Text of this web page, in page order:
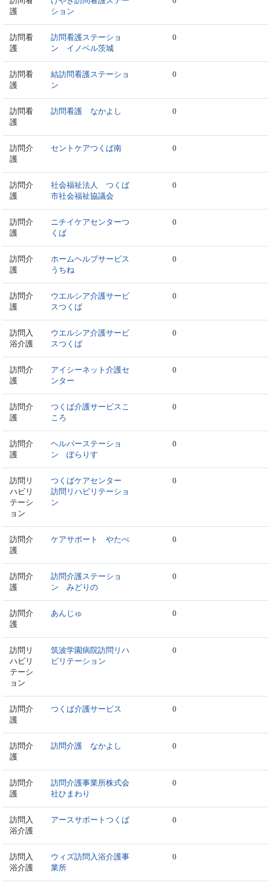
護
ション
訪問看
護
訪問看護ステーショ
ン イノベル茨城
0
訪問看
護
結訪問看護ステーショ
ン
0
訪問看
護
訪問看護 なかよし 0
訪問介
護
セントケアつくば南 0
訪問介
護
社会福祉法人 つくば
市社会福祉協議会
0
訪問介
護
ニチイケアセンターつ
くば
0
訪問介
護
ホームヘルプサービス
うちね
0
訪問介
護
ウエルシア介護サービ
スつくば
0
訪問入
浴介護
ウエルシア介護サービ
スつくば
0
訪問介
護
アイシーネット介護セ
ンター
0
訪問介
護
つくば介護サービスこ
ころ
0
訪問介
護
ヘルパーステーショ
ン ぽらりす
0
訪問リ
ハビリ
テーシ
ョン
つくばケアセンター
訪問リハビリテーショ
ン
0
訪問介
護
ケアサポート やたべ 0
訪問介
護
訪問介護ステーショ
ン みどりの
0
訪問介
護
あんじゅ 0
訪問リ
ハビリ
テーシ
ョン
筑波学園病院訪問リハ
ビリテーション
0
訪問介
護
つくば介護サービス 0
訪問介
護
訪問介護 なかよし 0
訪問介
護
訪問介護事業所株式会
社ひまわり
0
訪問入
浴介護
アースサポートつくば 0
訪問入
浴介護
ウィズ訪問入浴介護事
業所
0